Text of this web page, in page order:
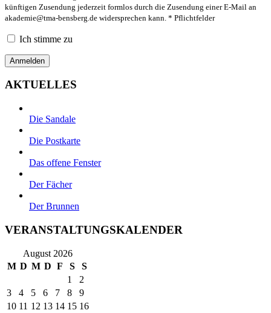
künftigen Zusendung jederzeit formlos durch die Zusendung einer E-Mail an
akademie@tma-bensberg.de widersprechen kann. * Pflichtfelder
Ich stimme zu
AKTUELLES
Die Sandale
Die Postkarte
Das offene Fenster
Der Fächer
Der Brunnen
VERANSTALTUNGSKALENDER
August 2026
M D M D F S S
1
2
3
4 5 6 7 8
9
10 11 12 13 14 15 16